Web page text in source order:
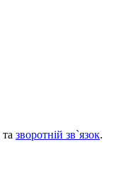
та зворотній зв`язок.